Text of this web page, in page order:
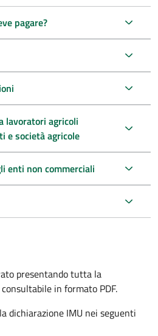
pagare?
lavoratori agricoli
e società agricole
enti non commerciali
presentando tutta la
in formato PDF.
dichiarazione IMU nei seguenti